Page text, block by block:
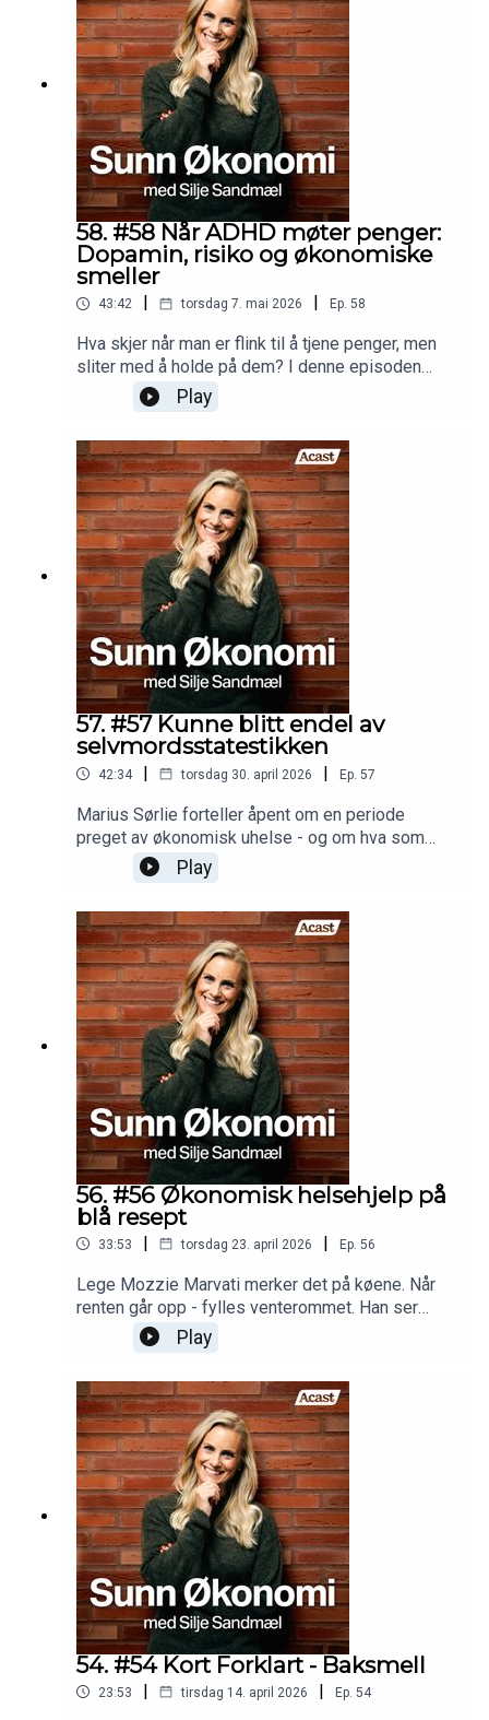
partneren din kan snakke om økonomi uten at det
går i lås, og hvordan dere kan forstå hverandres
forhold til penger bedre.
58. #58 Når ADHD møter penger:
Dopamin, risiko og økonomiske
smeller
43:42 torsdag 7. mai 2026 Ep. 58
Hva skjer når man er flink til å tjene penger, men
sliter med å holde på dem? I denne episoden
møter Silje, Halvor som lever med ADHD, og som
åpent forteller om store økonomiske oppturer,
impulsive valg, risikotaking og perioder med
dårlig kontroll.Sammen snakker de om hvordan
ADHD kan påvirke forholdet til penger, hvorfor
impulskjøp og raske avgjørelser kan bli ekstra
vanskelig, og hvordan skam og stress ofte følger
med. Men episoden handler også om strategier,
mestring og hvordan man kan bygge et
økonomisk system som faktisk fungerer for en
ADHD-hjerne.En ærlig episode om dopamin,
økonomi og følelsen av å være både smart og
kaotisk samtidig.
Play
57. #57 Kunne blitt endel av
selvmordsstatestikken
42:34 | torsdag 30. april 2026 | Ep. 57
Marius Sørlie forteller åpent om en periode
preget av økonomisk uhelse - og om hva som
faktisk hjalp. En sterk historie om å be om hjelp
før det er for sent.
Play
56. #56 Økonomisk helsehjelp på
blå resept
33:53 | torsdag 23. april 2026 | Ep. 56
Lege Mozzie Marvati merker det på køene. Når
renten går opp - fylles venterommet. Han ser
søvnløsheten, magesmertene,
muskelspenningene. Symptomer på noe han ikke
resept på. «Økonomis utbrenthet» er ikke en
diagnose. I denne episoden snakker vi om hva
han ser fra legekontoret- og om kampsaken min:
blå resept på økonomisk helsehjelp.
Play
54. #54 Kort Forklart - Baksmell
23:53 | tirsdag 14. april 2026 | Ep. 54